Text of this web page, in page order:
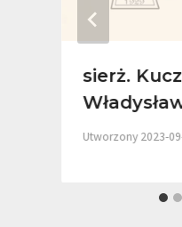
sierż.
Utworzony 2023-